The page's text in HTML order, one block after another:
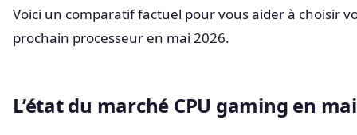
Voici un comparatif factuel pour vous aider à choisir
prochain processeur en mai 2026.
L’état du marché CPU gaming en